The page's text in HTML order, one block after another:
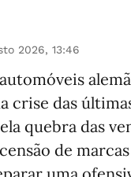
2026, 13:46
crise das
quebra das
de